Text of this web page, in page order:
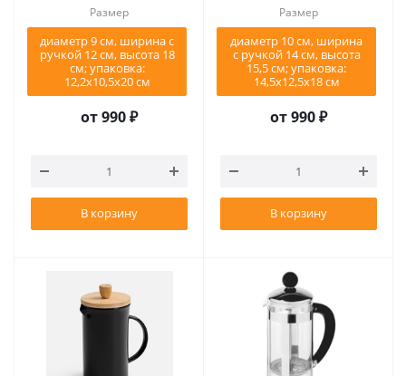
Размер
диаметр 9 см, ширина с
ручкой 12 см, высота 18
см; упаковка:
12,2х10,5х20 см
от990 ₽
В корзину
Размер
диаметр 10 см, ширина
с ручкой 14 см, высота
15,5 см; упаковка:
14,5х12,5х18 см
от990 ₽
В корзину